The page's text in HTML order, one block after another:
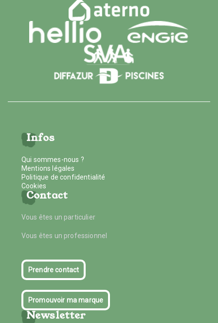
Infos
Qui sommes-nous ?
Mentions légales
Politique de confidentialité
Cookies
Contact
Vous êtes un particulier
Vous êtes un professionnel
Prendre contact
Promouvoir ma marque
Newsletter